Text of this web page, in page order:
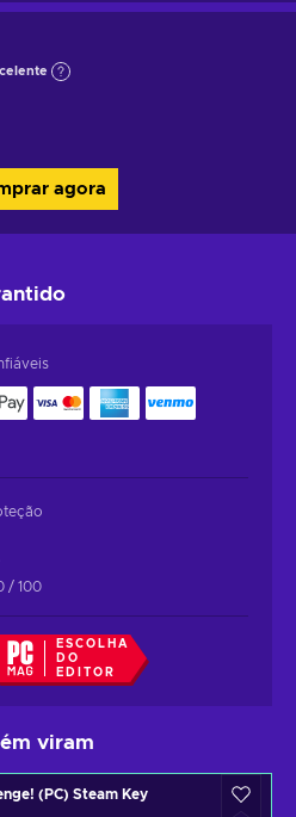
agora
/ 100
ESCOLHA
DO
EDITOR
viram
(PC) Steam Key